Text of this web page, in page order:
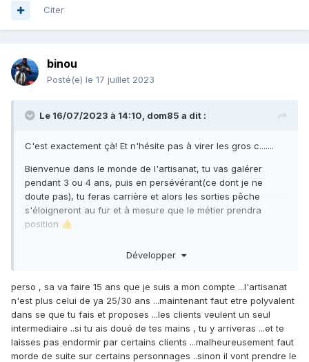
Citer
binou
Posté(e) le 17 juillet 2023
Le 16/07/2023 à 14:10, dom85 a dit :
C'est exactement çà! Et n'hésite pas à virer les gros c.......
Bienvenue dans le monde de l'artisanat, tu vas galérer
pendant 3 ou 4 ans, puis en persévérant(ce dont je ne
doute pas), tu feras carrière et alors les sorties pêche
s'éloigneront au fur et à mesure que le métier prendra
position 👍
Et lorsque tu auras 70 ans, tu pourras prendre ta retraite
avec quelques doigts en moins, ce qui ne gène nullement
pour armer ses arbalètes😄
Développer
perso , sa va faire 15 ans que je suis a mon compte ...l'artisanat
n'est plus celui de ya 25/30 ans ...maintenant faut etre polyvalent
dans se que tu fais et proposes ...les clients veulent un seul
intermediaire ..si tu ais doué de tes mains , tu y arriveras ...et te
laisses pas endormir par certains clients ...malheureusement faut
morde de suite sur certains personnages ..sinon il vont prendre le